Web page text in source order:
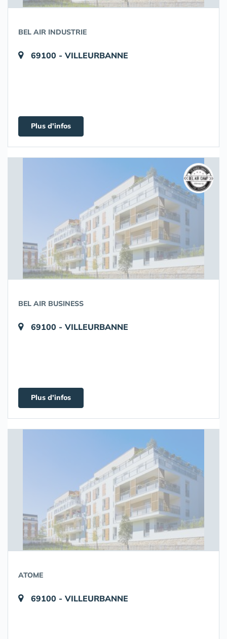
BEL AIR INDUSTRIE
69100 - VILLEURBANNE
Plus d'infos
BEL AIR BUSINESS
69100 - VILLEURBANNE
Plus d'infos
ATOME
69100 - VILLEURBANNE